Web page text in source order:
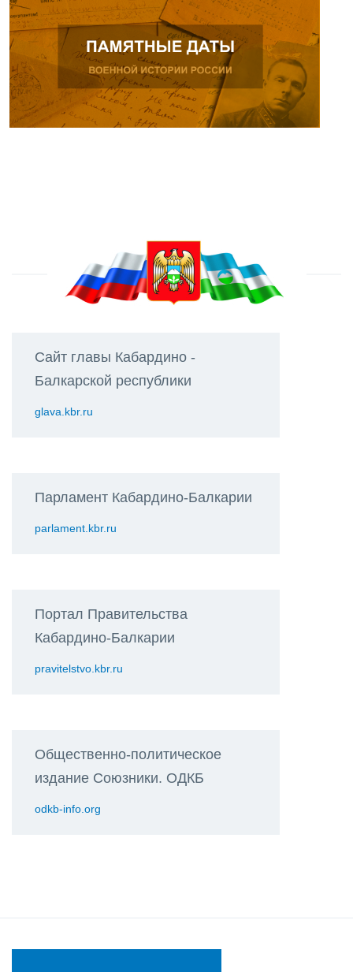
Сайт главы Кабардино -
Балкарской республики
glava.kbr.ru
Парламент Кабардино-Балкарии
parlament.kbr.ru
Портал Правительства
Кабардино-Балкарии
pravitelstvo.kbr.ru
Общественно-политическое
издание Союзники. ОДКБ
odkb-info.org